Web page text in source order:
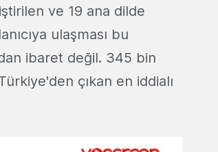
ve 19 ana dilde
ulaşması bu
ibaret değil. 345 bin
çıkan en iddialı